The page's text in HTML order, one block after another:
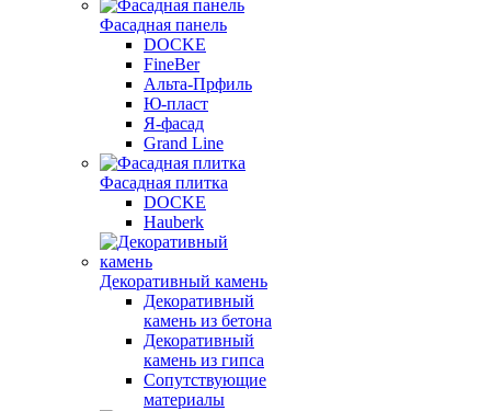
Фасадная панель
DOCKE
FineBer
Альта-Прфиль
Ю-пласт
Я-фасад
Grand Line
Фасадная плитка
DOCKE
Hauberk
Декоративный камень
Декоративный
камень из бетона
Декоративный
камень из гипса
Сопутствующие
материалы